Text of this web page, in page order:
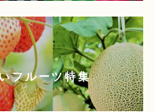
フルーツ特集